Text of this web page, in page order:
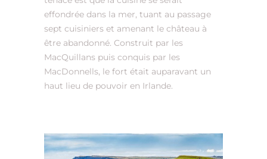
effondrée dans la mer, tuant au passage
sept cuisiniers et amenant le château à
être abandonné. Construit par les
MacQuillans puis conquis par les
MacDonnells, le fort était auparavant un
haut lieu de pouvoir en Irlande.